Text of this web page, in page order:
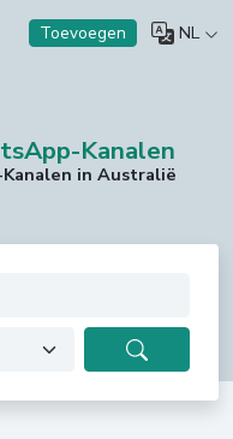
Toevoegen NL
Kanalen
in Australië